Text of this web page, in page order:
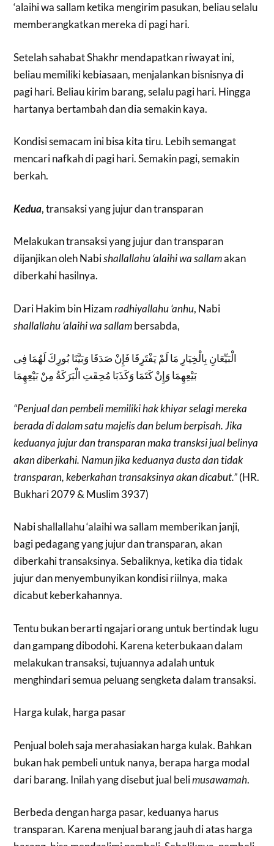
‘alaihi wa sallam ketika mengirim pasukan, beliau selalu
memberangkatkan mereka di pagi hari.
Setelah sahabat Shakhr mendapatkan riwayat ini,
beliau memiliki kebiasaan, menjalankan bisnisnya di
pagi hari. Beliau kirim barang, selalu pagi hari. Hingga
hartanya bertambah dan dia semakin kaya.
Kondisi semacam ini bisa kita tiru. Lebih semangat
mencari nafkah di pagi hari. Semakin pagi, semakin
berkah.
Kedua, transaksi yang jujur dan transparan
Melakukan transaksi yang jujur dan transparan
dijanjikan oleh Nabishallallahu ‘alaihi wa sallamakan
diberkahi hasilnya.
Dari Hakim bin Hizamradhiyallahu ‘anhu, Nabi
shallallahu ‘alaihi wa sallambersabda,
الْبَيِّعَانِ بِالْخِيَارِ مَا لَمْ يَفْتَرِقَا فَإِنْ صَدَقَا وَبَيَّنَا بُورِكَ لَهُمَا فِى
بَيْعِهِمَا وَإِنْ كَتَمَا وَكَذَبَا مُحِقَتِ الْبَرَكَةُ مِنْ بَيْعِهِمَا
“Penjual dan pembeli memiliki hak khiyar selagi mereka
berada di dalam satu majelis dan belum berpisah. Jika
keduanya jujur dan transparan maka transksi jual belinya
akan diberkahi. Namun jika keduanya dusta dan tidak
transparan, keberkahan transaksinya akan dicabut.”(HR.
Bukhari 2079 & Muslim 3937)
Nabi shallallahu ‘alaihi wa sallam memberikan janji,
bagi pedagang yang jujur dan transparan, akan
diberkahi transaksinya. Sebaliknya, ketika dia tidak
jujur dan menyembunyikan kondisi riilnya, maka
dicabut keberkahannya.
Tentu bukan berarti ngajari orang untuk bertindak lugu
dan gampang dibodohi. Karena keterbukaan dalam
melakukan transaksi, tujuannya adalah untuk
menghindari semua peluang sengketa dalam transaksi.
Harga kulak, harga pasar
Penjual boleh saja merahasiakan harga kulak. Bahkan
bukan hak pembeli untuk nanya, berapa harga modal
dari barang. Inilah yang disebut jual belimusawamah.
Berbeda dengan harga pasar, keduanya harus
transparan. Karena menjual barang jauh di atas harga